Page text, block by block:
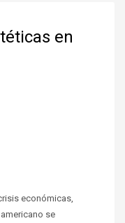
en
económicas,
se